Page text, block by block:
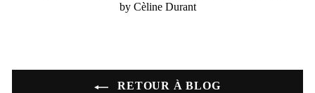
by Cèline Durant
RETOUR À BLOG